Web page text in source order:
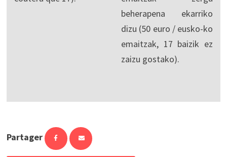
beherapena ekarriko
dizu (50 euro / eusko-ko
emaitzak, 17 baizik ez
zaizu gostako).
Partager